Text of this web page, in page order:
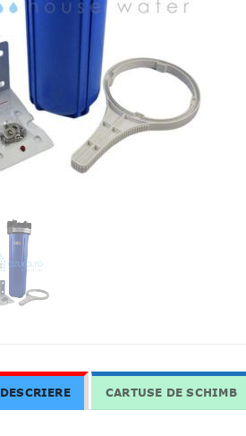
DESCRIERE CARTUSE DE SCHIMB